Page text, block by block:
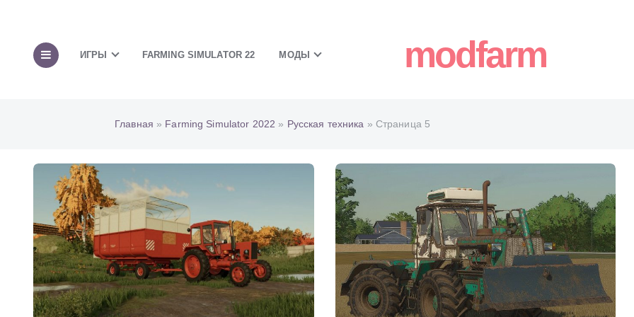
ИГРЫ FARMING SIMULATOR 22 МОДЫ modfarm
Главная » Farming Simulator 2022 » Русская техника » Страница 5